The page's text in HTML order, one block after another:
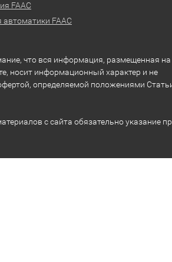
FAAC
FAAC
что вся информация, размещенная на
носит информационный характер и не
определяемой положениями
с сайта обязательно указание